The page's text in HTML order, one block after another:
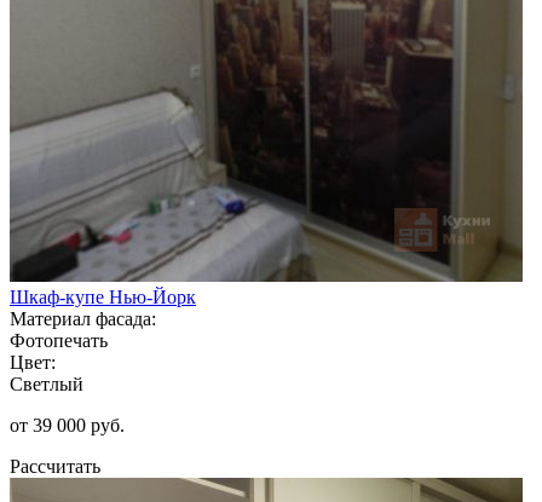
Шкаф-купе Нью-Йорк
Материал фасада:
Фотопечать
Цвет:
Светлый
от 39 000 руб.
Рассчитать